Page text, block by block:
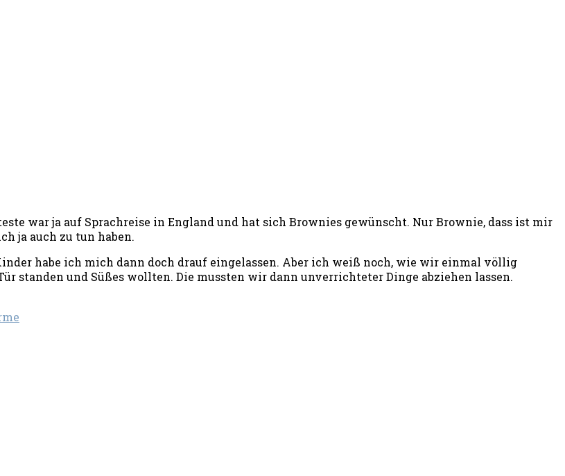
war ja auf Sprachreise in England und hat sich Brownies gewünscht. Nur Brownie, dass ist mir
ja auch zu tun haben.
habe ich mich dann doch drauf eingelassen. Aber ich weiß noch, wie wir einmal völlig
standen und Süßes wollten. Die mussten wir dann unverrichteter Dinge abziehen lassen.